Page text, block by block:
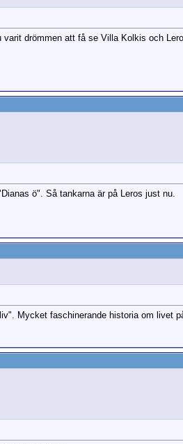
drömmen att få se Villa Kolkis och
ö". Så tankarna är på Leros just nu.
Mycket faschinerande historia om livet